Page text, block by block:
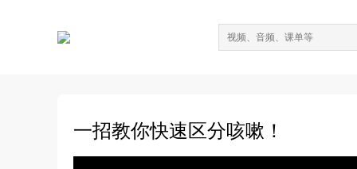
一招教你快速区分咳嗽！